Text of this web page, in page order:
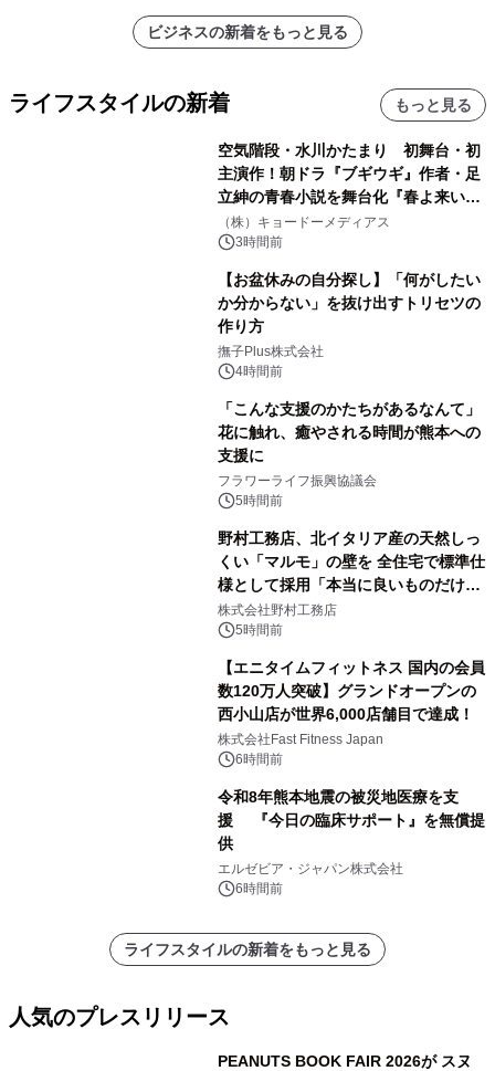
ビジネスの新着をもっと見る
ライフスタイルの新着 もっと見る
空気階段・水川かたまり 初舞台・初
主演作！朝ドラ『ブギウギ』作者・足
立紳の青春小説を舞台化『春よ来い、
マジで来い』キービジュアル解禁！
（株）キョードーメディアス
3時間前
【お盆休みの自分探し】「何がしたい
か分からない」を抜け出すトリセツの
作り方
撫子Plus株式会社
4時間前
「こんな支援のかたちがあるなんて」
花に触れ、癒やされる時間が熊本への
支援に
フラワーライフ振興協議会
5時間前
野村工務店、北イタリア産の天然しっ
くい「マルモ」の壁を 全住宅で標準仕
様として採用「本当に良いものだけに
こだわる」
株式会社野村工務店
5時間前
【エニタイムフィットネス 国内の会員
数120万人突破】グランドオープンの
西小山店が世界6,000店舗目で達成！
株式会社Fast Fitness Japan
6時間前
令和8年熊本地震の被災地医療を支
援 『今日の臨床サポート』を無償提
供
エルゼビア・ジャパン株式会社
6時間前
ライフスタイルの新着をもっと見る
人気のプレスリリース
PEANUTS BOOK FAIR 2026が スヌ